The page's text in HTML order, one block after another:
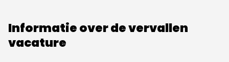
Informatie over de vervallen
vacature